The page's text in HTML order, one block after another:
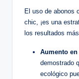
El uso de abonos
chic, ¡es una
los resultados
Aumento
demostrado
ecológico